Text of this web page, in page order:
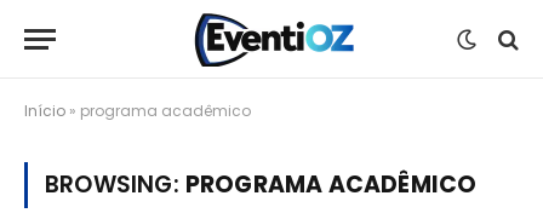
Início » programa acadêmico
BROWSING: PROGRAMA ACADÊMICO